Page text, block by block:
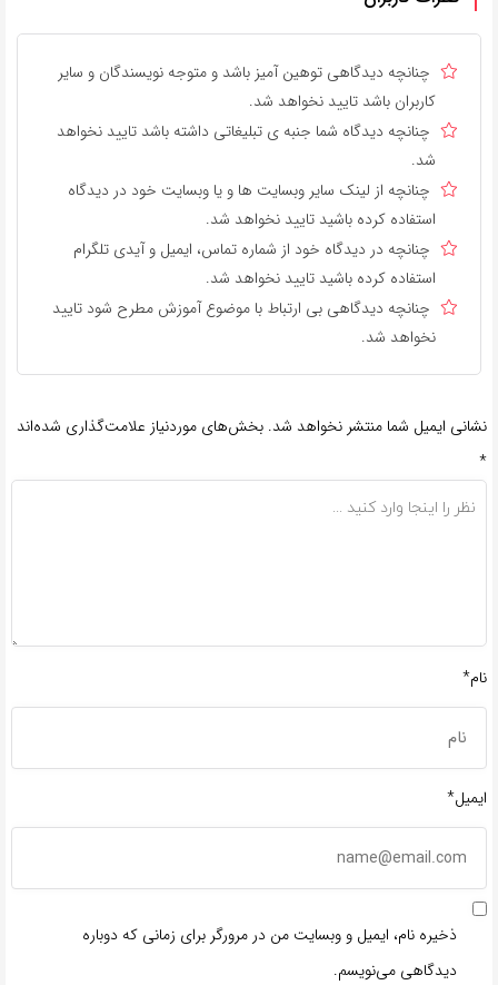
چنانچه دیدگاهی توهین آمیز باشد و متوجه نویسندگان و سایر
کاربران باشد تایید نخواهد شد.
چنانچه دیدگاه شما جنبه ی تبلیغاتی داشته باشد تایید نخواهد
شد.
چنانچه از لینک سایر وبسایت ها و یا وبسایت خود در دیدگاه
استفاده کرده باشید تایید نخواهد شد.
چنانچه در دیدگاه خود از شماره تماس، ایمیل و آیدی تلگرام
استفاده کرده باشید تایید نخواهد شد.
چنانچه دیدگاهی بی ارتباط با موضوع آموزش مطرح شود تایید
نخواهد شد.
نشانی ایمیل شما منتشر نخواهد شد. بخش‌های موردنیاز علامت‌گذاری شده‌اند
*
نام*
ایمیل*
ذخیره نام، ایمیل و وبسایت من در مرورگر برای زمانی که دوباره
دیدگاهی می‌نویسم.